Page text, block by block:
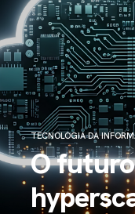
TECNOLOGIA DA
O